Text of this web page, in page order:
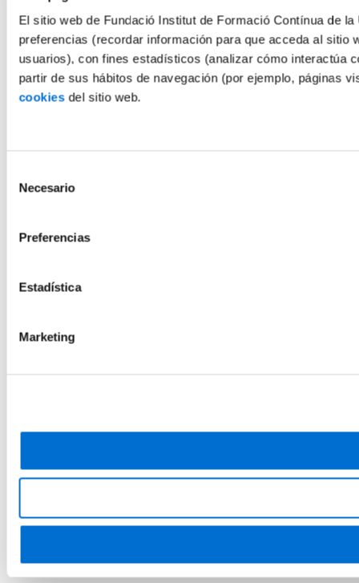
El sitio web de Fundació Institut de Formació Contínua de
preferencias (recordar información para que acceda al
usuarios), con fines estadísticos (analizar cómo interactúa
partir de sus hábitos de navegación (por ejemplo, páginas
cookiesdel sitio web.
Necesario
Preferencias
Estadística
Marketing